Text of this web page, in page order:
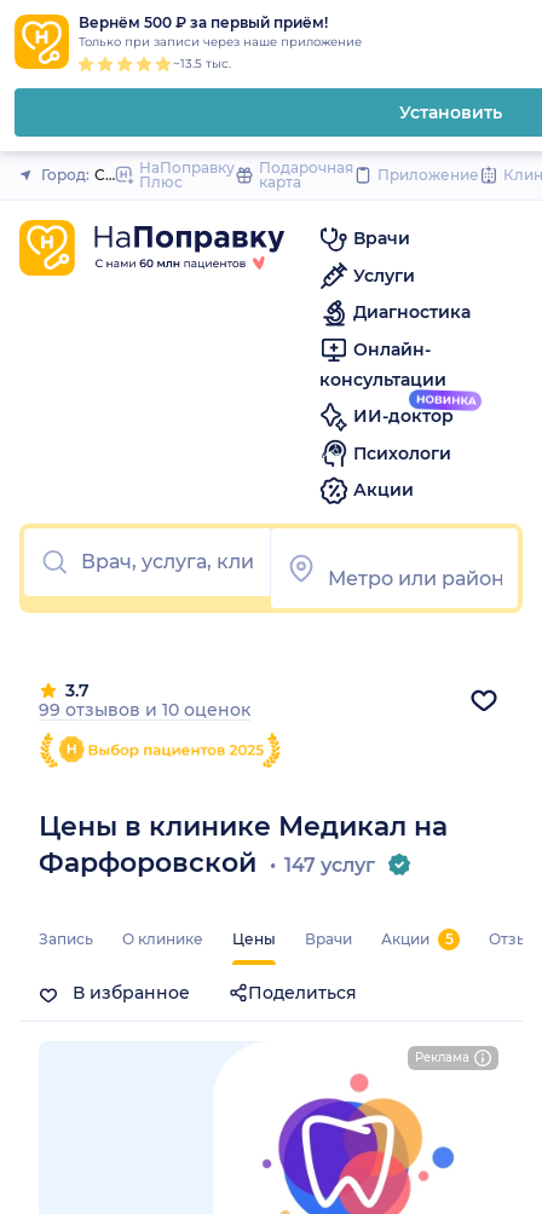
Вернём 500 ₽ за первый приём!
Только при записи через наше приложение
~13.5 тыс.
Установить
Закрыть
Город: Санкт-Петербург
НаПоправку
Плюс
Подарочная
карта
Приложение
Врачи
Услуги
Диагностика
Онлайн-
консультации
ИИ-доктор
Психологи
Акции
Реклама
Цены в клинике Медикал на
Фарфоровской
147 услуг
3.7
99 отзывов и 10 оценок
Запись О клинике Цены Врачи Акции 5
В избранное Поделиться